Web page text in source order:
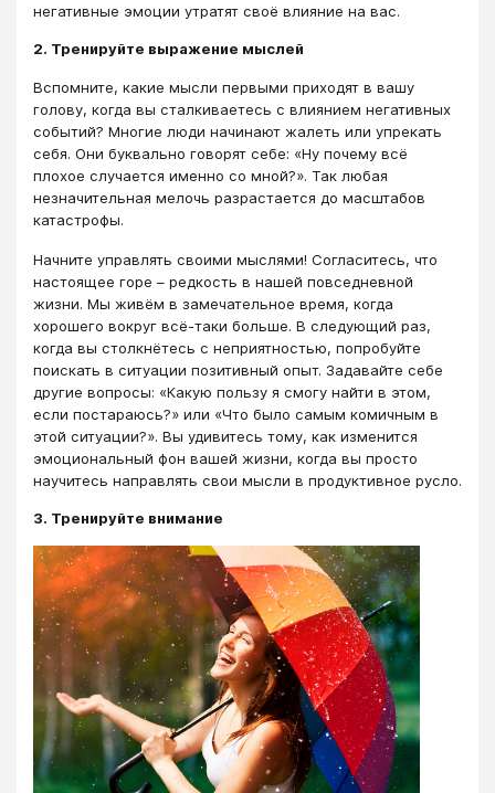
негативные эмоции утратят своё влияние на вас.
2. Тренируйте выражение мыслей
Вспомните, какие мысли первыми приходят в вашу
голову, когда вы сталкиваетесь с влиянием негативных
событий? Многие люди начинают жалеть или упрекать
себя. Они буквально говорят себе: «Ну почему всё
плохое случается именно со мной?». Так любая
незначительная мелочь разрастается до масштабов
катастрофы.
Начните управлять своими мыслями! Согласитесь, что
настоящее горе – редкость в нашей повседневной
жизни. Мы живём в замечательное время, когда
хорошего вокруг всё-таки больше. В следующий раз,
когда вы столкнётесь с неприятностью, попробуйте
поискать в ситуации позитивный опыт. Задавайте себе
другие вопросы: «Какую пользу я смогу найти в этом,
если постараюсь?» или «Что было самым комичным в
этой ситуации?». Вы удивитесь тому, как изменится
эмоциональный фон вашей жизни, когда вы просто
научитесь направлять свои мысли в продуктивное русло.
3. Тренируйте внимание